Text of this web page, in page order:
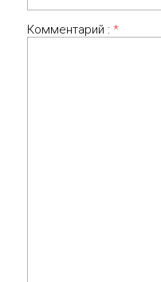
Комментарий : *